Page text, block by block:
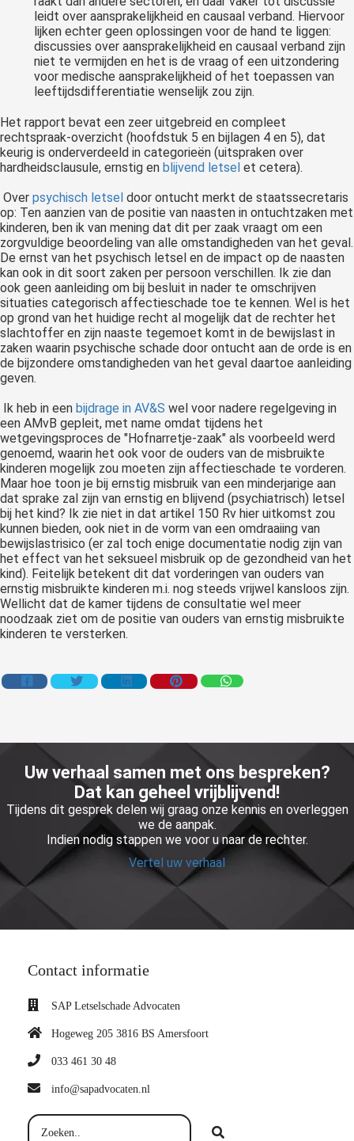
leidt over aansprakelijkheid en causaal verband. Hiervoor
lijken echter geen oplossingen voor de hand te liggen:
discussies over aansprakelijkheid en causaal verband zijn
niet te vermijden en het is de vraag of een uitzondering
voor medische aansprakelijkheid of het toepassen van
leeftijdsdifferentiatie wenselijk zou zijn.
Het rapport bevat een zeer uitgebreid en compleet
rechtspraak-overzicht (hoofdstuk 5 en bijlagen 4 en 5), dat
keurig is onderverdeeld in categorieën (uitspraken over
hardheidsclausule, ernstig en blijvend letsel et cetera).
Over psychisch letsel door ontucht merkt de staatssecretaris
op: Ten aanzien van de positie van naasten in ontuchtzaken met
kinderen, ben ik van mening dat dit per zaak vraagt om een
zorgvuldige beoordeling van alle omstandigheden van het geval.
De ernst van het psychisch letsel en de impact op de naasten
kan ook in dit soort zaken per persoon verschillen. Ik zie dan
ook geen aanleiding om bij besluit in nader te omschrijven
situaties categorisch affectieschade toe te kennen. Wel is het
op grond van het huidige recht al mogelijk dat de rechter het
slachtoffer en zijn naaste tegemoet komt in de bewijslast in
zaken waarin psychische schade door ontucht aan de orde is en
de bijzondere omstandigheden van het geval daartoe aanleiding
geven.
Ik heb in een bijdrage in AV&S wel voor nadere regelgeving in
een AMvB gepleit, met name omdat tijdens het
wetgevingsproces de "Hofnarretje-zaak" als voorbeeld werd
genoemd, waarin het ook voor de ouders van de misbruikte
kinderen mogelijk zou moeten zijn affectieschade te vorderen.
Maar hoe toon je bij ernstig misbruik van een minderjarige aan
dat sprake zal zijn van ernstig en blijvend (psychiatrisch) letsel
bij het kind? Ik zie niet in dat artikel 150 Rv hier uitkomst zou
kunnen bieden, ook niet in de vorm van een omdraaiing van
bewijslastrisico (er zal toch enige documentatie nodig zijn van
het effect van het seksueel misbruik op de gezondheid van het
kind). Feitelijk betekent dit dat vorderingen van ouders van
ernstig misbruikte kinderen m.i. nog steeds vrijwel kansloos zijn.
Wellicht dat de kamer tijdens de consultatie wel meer
noodzaak ziet om de positie van ouders van ernstig misbruikte
kinderen te versterken.
Uw verhaal samen met ons bespreken?
Dat kan geheel vrijblijvend!
Tijdens dit gesprek delen wij graag onze kennis en overleggen
we de aanpak.
Indien nodig stappen we voor u naar de rechter.
Vertel uw verhaal
Contact informatie
SAP Letselschade Advocaten
Hogeweg 205 3816 BS Amersfoort
033 461 30 48
info@sapadvocaten.nl